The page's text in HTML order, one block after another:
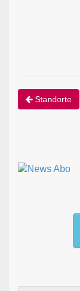
Standorte